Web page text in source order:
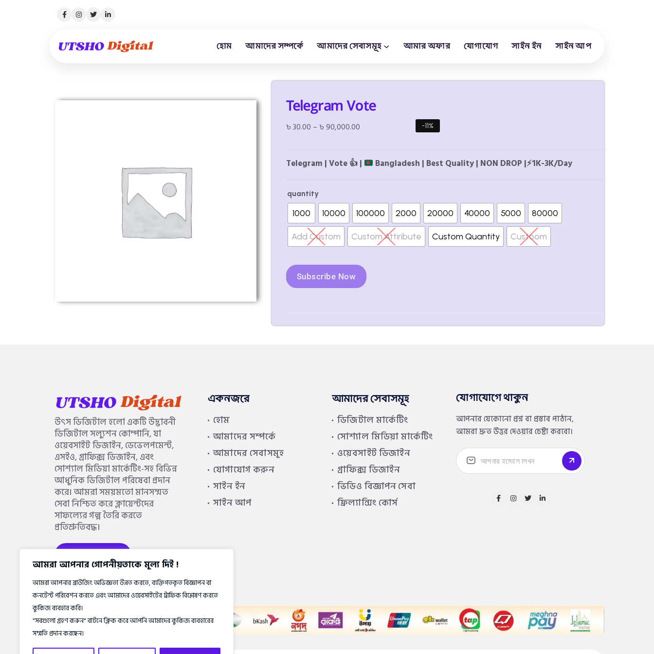
আমরা আপনার গোপনীয়তাকে মূল্য দিই !
আমরা আপনার ব্রাউজিং অভিজ্ঞতা উন্নত করতে, ব্যক্তিগতকৃত বিজ্ঞাপন বা
কনটেন্ট পরিবেশন করতে এবং আমাদের ওয়েবসাইটের ট্রাফিক বিশ্লেষণ করতে
কুকিজ ব্যবহার করি।
"সবগুলো গ্রহণ করুন" বাটনে ক্লিক করে আপনি আমাদের কুকিজ ব্যবহারের
সম্মতি প্রদান করছেন।
হোম আমাদের সম্পর্কে আমাদের সেবাসমূহ আমার অফার যোগাযোগ সাইন ইন সাইন আপ
Telegram Vote
৳30.00 –৳90,000.00 -11%
Telegram | Vote👍| Bangladesh | Best Quality | NON DROP |⚡1K-3K/Day
quantity
1000 10000 100000 2000 20000 40000 5000 80000
Add Custom Custom Attiribute Custom Quantity Custoom
Subscribe Now
উৎস ডিজিটাল হলো একটি উদ্ভাবনী
ডিজিটাল সল্যুশন কোম্পানি, যা
ওয়েবসাইট ডিজাইন, ডেভেলপমেন্ট,
এসইও, গ্রাফিক্স ডিজাইন, এবং
সোশ্যাল মিডিয়া মার্কেটিং-সহ বিভিন্ন
আধুনিক ডিজিটাল পরিষেবা প্রদান
করে। আমরা সময়মতো মানসম্মত
সেবা নিশ্চিত করে ক্লায়েন্টদের
সাফল্যের গল্প তৈরি করতে
প্রতিশ্রুতিবদ্ধ।
একনজরে
হোম
আমাদের সম্পর্কে
আমাদের সেবাসমূহ
যোগাযোগ করুন
সাইন ইন
সাইন আপ
আমাদের সেবাসমূহ
ডিজিটাল মার্কেটিং
সোশ্যাল মিডিয়া মার্কেটিং
ওয়েবসাইট ডিজাইন
গ্রাফিক্স ডিজাইন
ভিডিও বিজ্ঞাপন সেবা
ফ্রিল্যান্সিং কোর্স
যোগাযোগে থাকুন
আপনার যেকোনো প্রশ্ন বা প্রস্তাব পাঠান,
আমরা দ্রুত উত্তর দেওয়ার চেষ্টা করবো।